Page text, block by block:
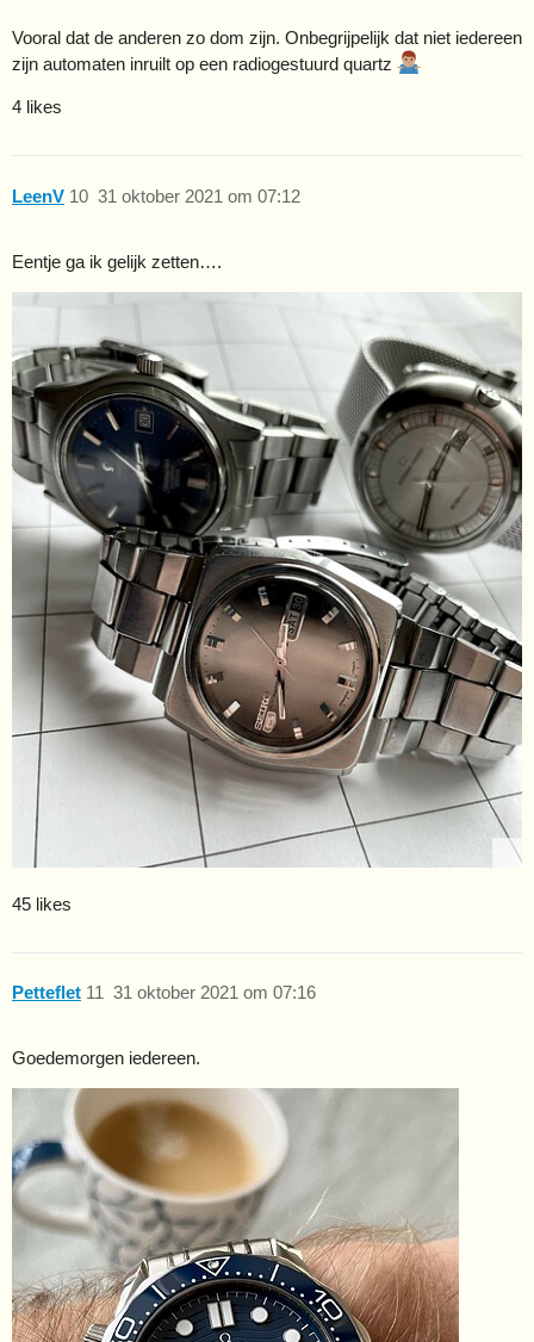
Vooral dat de anderen zo dom zijn. Onbegrijpelijk dat niet iedereen
zijn automaten inruilt op een radiogestuurd quartz
4 likes
LeenV 31 oktober 2021 om 07:12
10
Eentje ga ik gelijk zetten….
45 likes
Petteflet 31 oktober 2021 om 07:16
11
Goedemorgen iedereen.